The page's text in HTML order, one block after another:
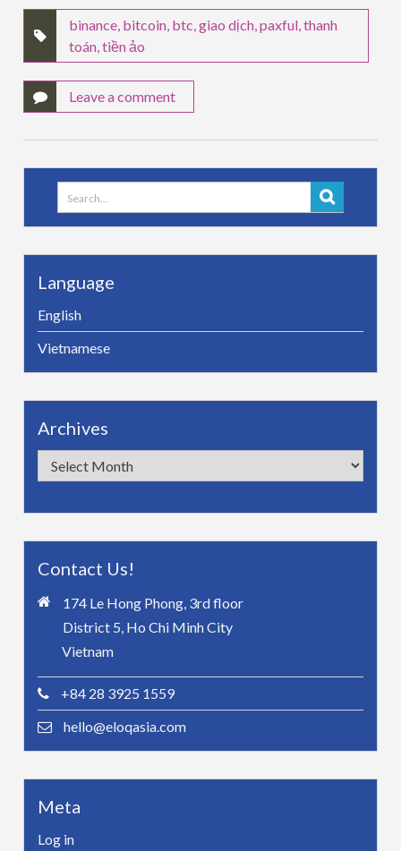
binance bitcoin btc ,giao dịch ,paxful ,thanh
toán ,tiền ảo
Leave a comment
Search
for:
Language
English
Vietnamese
Archives
Archives
Contact Us!
174 Le Hong Phong, 3rd floor
District 5, Ho Chi Minh City
Vietnam
+84 28 3925 1559
hello@eloqasia.com
Meta
Log in